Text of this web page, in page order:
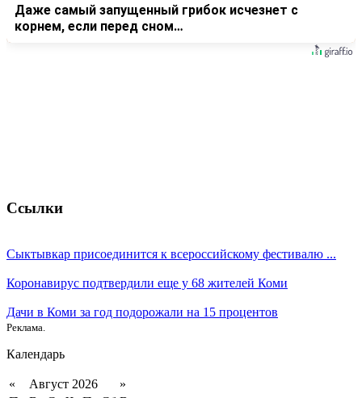
Даже самый запущенный грибок исчезнет с
корнем, если перед сном…
Ссылки
Сыктывкар присоединится к всероссийскому фестивалю ...
Коронавирус подтвердили еще у 68 жителей Коми
Дачи в Коми за год подорожали на 15 процентов
Реклама.
Календарь
« Август 2026
»